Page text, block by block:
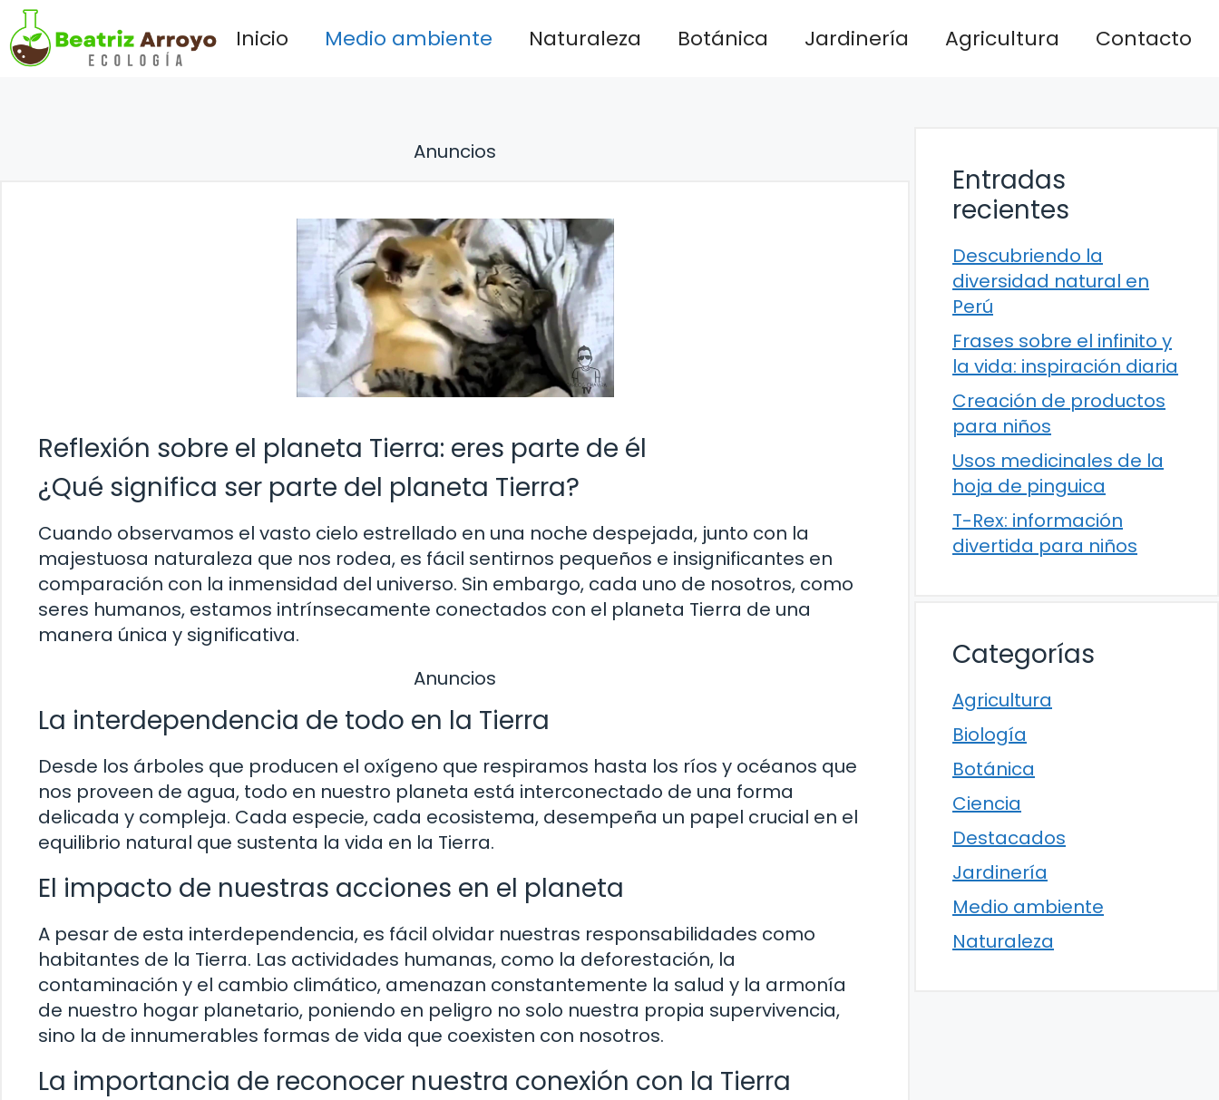
Saltar
al
contenido
Inicio Medio ambiente Naturaleza Botánica Jardinería Agricultura Contacto
Anuncios
Reflexión sobre el planeta Tierra: eres parte de él
¿Qué significa ser parte del planeta Tierra?
Cuando observamos el vasto cielo estrellado en una noche despejada, junto con la
majestuosa naturaleza que nos rodea, es fácil sentirnos pequeños e insignificantes en
comparación con la inmensidad del universo. Sin embargo, cada uno de nosotros, como
seres humanos, estamos intrínsecamente conectados con el planeta Tierra de una
manera única y significativa.
Anuncios
La interdependencia de todo en la Tierra
Desde los árboles que producen el oxígeno que respiramos hasta los ríos y océanos que
nos proveen de agua, todo en nuestro planeta está interconectado de una forma
delicada y compleja. Cada especie, cada ecosistema, desempeña un papel crucial en el
equilibrio natural que sustenta la vida en la Tierra.
El impacto de nuestras acciones en el planeta
A pesar de esta interdependencia, es fácil olvidar nuestras responsabilidades como
habitantes de la Tierra. Las actividades humanas, como la deforestación, la
contaminación y el cambio climático, amenazan constantemente la salud y la armonía
de nuestro hogar planetario, poniendo en peligro no solo nuestra propia supervivencia,
sino la de innumerables formas de vida que coexisten con nosotros.
La importancia de reconocer nuestra conexión con la Tierra
Entradas
recientes
Descubriendo la
diversidad natural en
Perú
Frases sobre el infinito y
la vida: inspiración diaria
Creación de productos
para niños
Usos medicinales de la
hoja de pinguica
T-Rex: información
divertida para niños
Categorías
Agricultura
Biología
Botánica
Ciencia
Destacados
Jardinería
Medio ambiente
Naturaleza